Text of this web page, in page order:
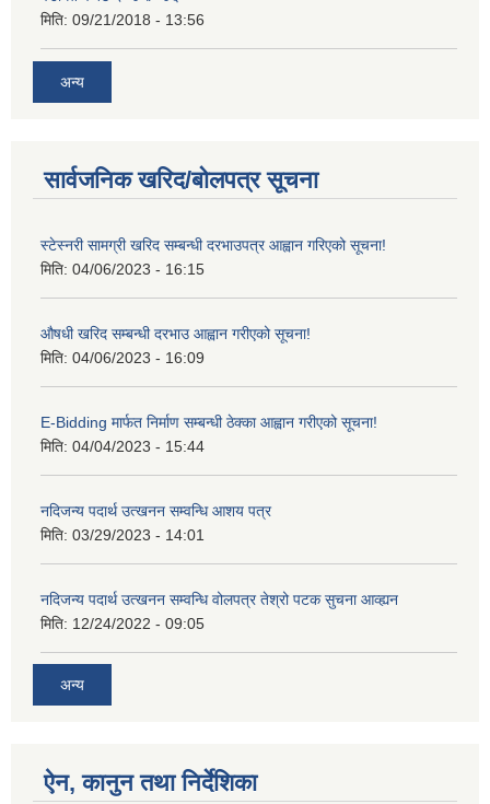
मिति: 09/21/2018 - 13:56
अन्य
सार्वजनिक खरिद/बोलपत्र सूचना
स्टेस्नरी सामग्री खरिद सम्बन्धी दरभाउपत्र आह्वान गरिएको सूचना!
मिति: 04/06/2023 - 16:15
औषधी खरिद सम्बन्धी दरभाउ आह्वान गरीएको सूचना!
मिति: 04/06/2023 - 16:09
E-Bidding मार्फत निर्माण सम्बन्धी ठेक्का आह्वान गरीएको सूचना!
मिति: 04/04/2023 - 15:44
नदिजन्य पदार्थ उत्खनन सम्वन्धि आशय पत्र
मिति: 03/29/2023 - 14:01
नदिजन्य पदार्थ उत्खनन सम्वन्धि वोलपत्र तेश्रो पटक सुचना आव्ह्यन
मिति: 12/24/2022 - 09:05
अन्य
ऐन, कानुन तथा निर्देशिका